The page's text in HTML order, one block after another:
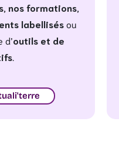
nos formations,
labellisésou
d’outils et de